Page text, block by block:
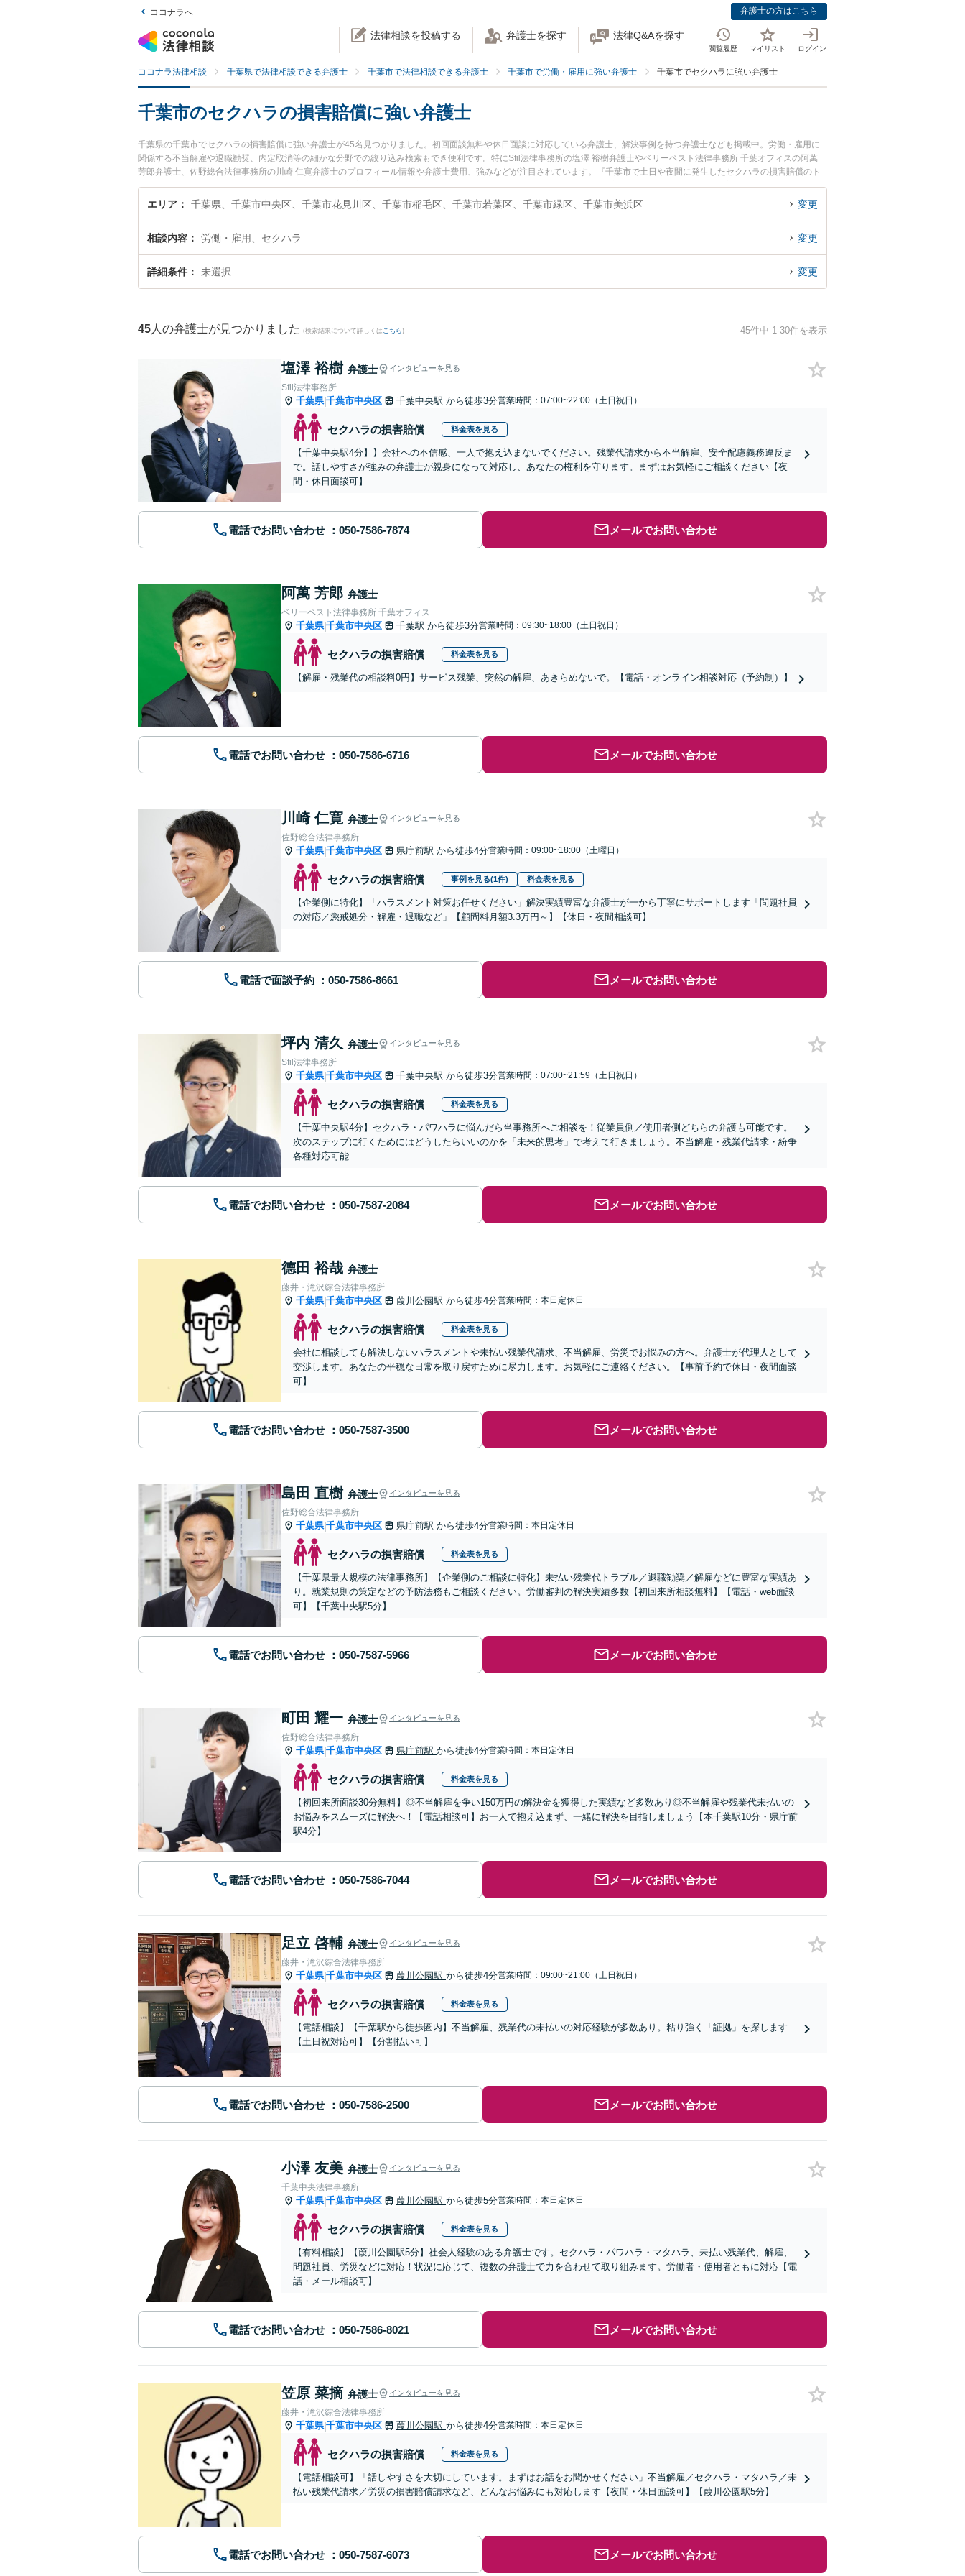
ココナラへ 弁護士の方はこちら
法律相談を投稿する 弁護士を探す 法律Q&Aを探す
閲覧履歴 マイリスト ログイン
ココナラ法律相談 千葉県で法律相談できる弁護士 千葉市で法律相談できる弁護士 千葉市で労働・雇用に強い弁護士 千葉市でセクハラに強い弁護士
千葉市のセクハラの損害賠償に強い弁護士
千葉県の千葉市でセクハラの損害賠償に強い弁護士が45名見つかりました。初回面談無料や休日面談に対応している弁護士、解決事例を持つ弁護士なども掲載中。労働・雇用に
関係する不当解雇や退職勧奨、内定取消等の細かな分野での絞り込み検索もでき便利です。特にSfil法律事務所の塩澤 裕樹弁護士やベリーベスト法律事務所 千葉オフィスの阿萬
芳郎弁護士、佐野総合法律事務所の川崎 仁寛弁護士のプロフィール情報や弁護士費用、強みなどが注目されています。『千葉市で土日や夜間に発生したセクハラの損害賠償のト
ラブルを今すぐに弁護士に相談したい』『セクハラの損害賠償のトラブル解決の実績豊富な近くの弁護士を検索したい』『初回相談無料でセクハラの損害賠償を法律相談できる千
葉市内の弁護士に相談予約したい』などでお困りの相談者さんにおすすめです。
エリア 千葉県、千葉市中央区、千葉市花見川区、千葉市稲毛区、千葉市若葉区、千葉市緑区、千葉市美浜区 変更
相談内容 労働・雇用、セクハラ 変更
詳細条件 未選択 変更
45 人の弁護士が見つかりました (検索結果について詳しくは こちら) 45件中 1-30件を表示
塩澤 裕樹 弁護士 インタビューを見る
Sfil法律事務所
千葉県|千葉市中央区 千葉中央駅 から徒歩3分営業時間：07:00~22:00（土日祝日）
セクハラの損害賠償 料金表を見る
【千葉中央駅4分】】会社への不信感、一人で抱え込まないでください。残業代請求から不当解雇、安全配慮義務違反ま
で。話しやすさが強みの弁護士が親身になって対応し、あなたの権利を守ります。まずはお気軽にご相談ください【夜
間・休日面談可】
電話でお問い合わせ メールでお問い合わせ
阿萬 芳郎 弁護士
ベリーベスト法律事務所 千葉オフィス
千葉県|千葉市中央区 千葉駅 から徒歩3分営業時間：09:30~18:00（土日祝日）
セクハラの損害賠償 料金表を見る
【解雇・残業代の相談料0円】サービス残業、突然の解雇、あきらめないで。【電話・オンライン相談対応（予約制）】
電話でお問い合わせ メールでお問い合わせ
川崎 仁寛 弁護士 インタビューを見る
佐野総合法律事務所
千葉県|千葉市中央区 県庁前駅 から徒歩4分営業時間：09:00~18:00（土曜日）
セクハラの損害賠償 事例を見る(1件) 料金表を見る
【企業側に特化】「ハラスメント対策お任せください」解決実績豊富な弁護士が一から丁寧にサポートします「問題社員
の対応／懲戒処分・解雇・退職など」【顧問料月額3.3万円～】【休日・夜間相談可】
電話で面談予約 メールでお問い合わせ
坪内 清久 弁護士 インタビューを見る
Sfil法律事務所
千葉県|千葉市中央区 千葉中央駅 から徒歩3分営業時間：07:00~21:59（土日祝日）
セクハラの損害賠償 料金表を見る
【千葉中央駅4分】セクハラ・パワハラに悩んだら当事務所へご相談を！従業員側／使用者側どちらの弁護も可能です。
次のステップに行くためにはどうしたらいいのかを「未来的思考」で考えて行きましょう。不当解雇・残業代請求・紛争
各種対応可能
電話でお問い合わせ メールでお問い合わせ
德田 裕哉 弁護士
藤井・滝沢綜合法律事務所
千葉県|千葉市中央区 葭川公園駅 から徒歩4分営業時間：本日定休日
セクハラの損害賠償 料金表を見る
会社に相談しても解決しないハラスメントや未払い残業代請求、不当解雇、労災でお悩みの方へ。弁護士が代理人として
交渉します。あなたの平穏な日常を取り戻すために尽力します。お気軽にご連絡ください。【事前予約で休日・夜間面談
可】
電話でお問い合わせ メールでお問い合わせ
島田 直樹 弁護士 インタビューを見る
佐野総合法律事務所
千葉県|千葉市中央区 県庁前駅 から徒歩4分営業時間：本日定休日
セクハラの損害賠償 料金表を見る
【千葉県最大規模の法律事務所】【企業側のご相談に特化】未払い残業代トラブル／退職勧奨／解雇などに豊富な実績あ
り。就業規則の策定などの予防法務もご相談ください。労働審判の解決実績多数【初回来所相談無料】【電話・web面談
可】【千葉中央駅5分】
電話でお問い合わせ メールでお問い合わせ
町田 耀一 弁護士 インタビューを見る
佐野総合法律事務所
千葉県|千葉市中央区 県庁前駅 から徒歩4分営業時間：本日定休日
セクハラの損害賠償 料金表を見る
【初回来所面談30分無料】◎不当解雇を争い150万円の解決金を獲得した実績など多数あり◎不当解雇や残業代未払いの
お悩みをスムーズに解決へ！【電話相談可】お一人で抱え込まず、一緒に解決を目指しましょう【本千葉駅10分・県庁前
駅4分】
電話でお問い合わせ メールでお問い合わせ
足立 啓輔 弁護士 インタビューを見る
藤井・滝沢綜合法律事務所
千葉県|千葉市中央区 葭川公園駅 から徒歩4分営業時間：09:00~21:00（土日祝日）
セクハラの損害賠償 料金表を見る
【電話相談】【千葉駅から徒歩圏内】不当解雇、残業代の未払いの対応経験が多数あり。粘り強く「証拠」を探します
【土日祝対応可】【分割払い可】
電話でお問い合わせ メールでお問い合わせ
小澤 友美 弁護士 インタビューを見る
千葉中央法律事務所
千葉県|千葉市中央区 葭川公園駅 から徒歩5分営業時間：本日定休日
セクハラの損害賠償 料金表を見る
【有料相談】【葭川公園駅5分】社会人経験のある弁護士です。セクハラ・パワハラ・マタハラ、未払い残業代、解雇、
問題社員、労災などに対応！状況に応じて、複数の弁護士で力を合わせて取り組みます。労働者・使用者ともに対応【電
話・メール相談可】
電話でお問い合わせ メールでお問い合わせ
笠原 菜摘 弁護士 インタビューを見る
藤井・滝沢綜合法律事務所
千葉県|千葉市中央区 葭川公園駅 から徒歩4分営業時間：本日定休日
セクハラの損害賠償 料金表を見る
【電話相談可】「話しやすさを大切にしています。まずはお話をお聞かせください」不当解雇／セクハラ・マタハラ／未
払い残業代請求／労災の損害賠償請求など、どんなお悩みにも対応します【夜間・休日面談可】【葭川公園駅5分】
電話でお問い合わせ メールでお問い合わせ